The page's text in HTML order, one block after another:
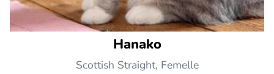
Hanako
Scottish Straight, Femelle